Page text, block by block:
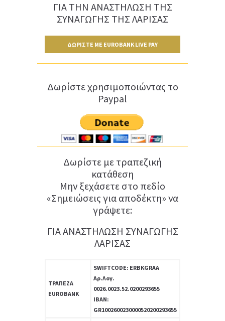
ΓΙΑ ΤΗΝ ΑΝΑΣΤΗΛΩΣΗ ΤΗΣ
ΣΥΝΑΓΩΓΗΣ ΤΗΣ ΛΑΡΙΣΑΣ
ΔΩΡΙΣΤΕ ΜΕ EUROBANK LIVE PAY
Δωρίστε χρησιμοποιώντας το
Paypal
Δωρίστε με τραπεζική
κατάθεση
Μην ξεχάσετε στο πεδίο
«Σημειώσεις για αποδέκτη» να
γράψετε:
ΓΙΑ ΑΝΑΣΤΗΛΩΣΗ ΣΥΝΑΓΩΓΗΣ
ΛΑΡΙΣΑΣ
ΤΡΑΠΕΖΑ
EUROBANK
SWIFTCODE: ERBKGRAA
Αρ.Λογ.
0026.0023.52.0200293655
ΙΒΑΝ:
GR1002600230000520200293655